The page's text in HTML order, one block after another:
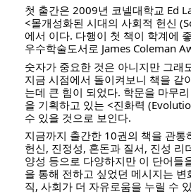
첫 출간은 2009년 코넬대학교 Ed
<몰개성화된 시대의 사회적 헌신
에서 이다. 다행이 첫 책이 학계에
우수학술도서로 James Coleman
숫자가 중요한 것은 아니지만 그래
지금 시점에서 돌이켜보니 책을 같
는데 큰 힘이 되었다. 학문을 마무
을 기획하고 있는 <진화력
수 있을 것으로 보인다.
지금까지 출간한 10권의 책을 관
헌신, 진정성, 혼돈과 질서, 진성
양성 등으로 다양하지만 이 단어들
을 통해 전하고 싶었던 메시지는
직, 사회가 더 자유로움을 누릴 수